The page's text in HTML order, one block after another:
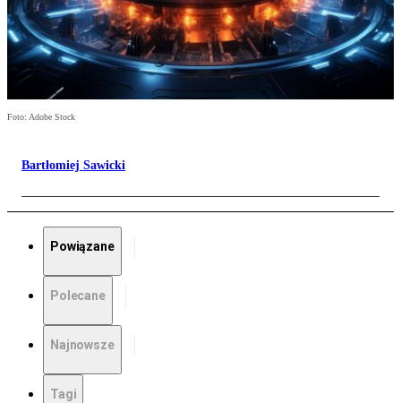
Foto: Adobe Stock
Bartłomiej Sawicki
Powiązane
Polecane
Najnowsze
Tagi